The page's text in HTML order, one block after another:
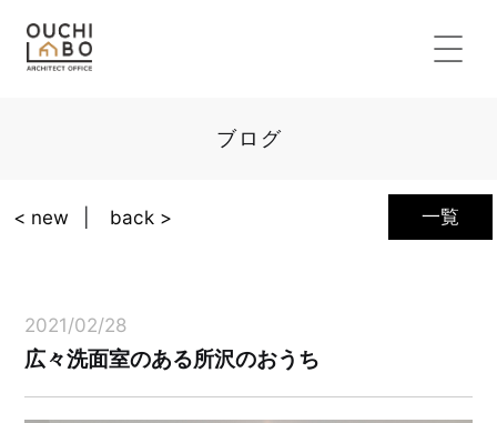
ブログ
一覧
< new back >
2021/02/28
広々洗面室のある所沢のおうち